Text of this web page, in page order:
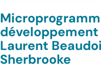
Laurent
Sherbrooke